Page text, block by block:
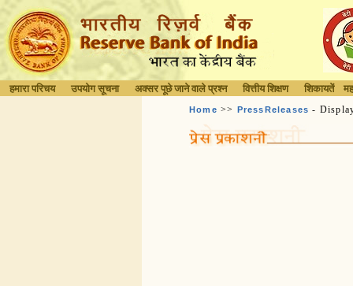
हमारा परिचय उपयोग सूचना अक्सर पूछे जाने वाले प्रश्न वित्तीय शिक्षण शिकायतें
Home >> PressReleases -